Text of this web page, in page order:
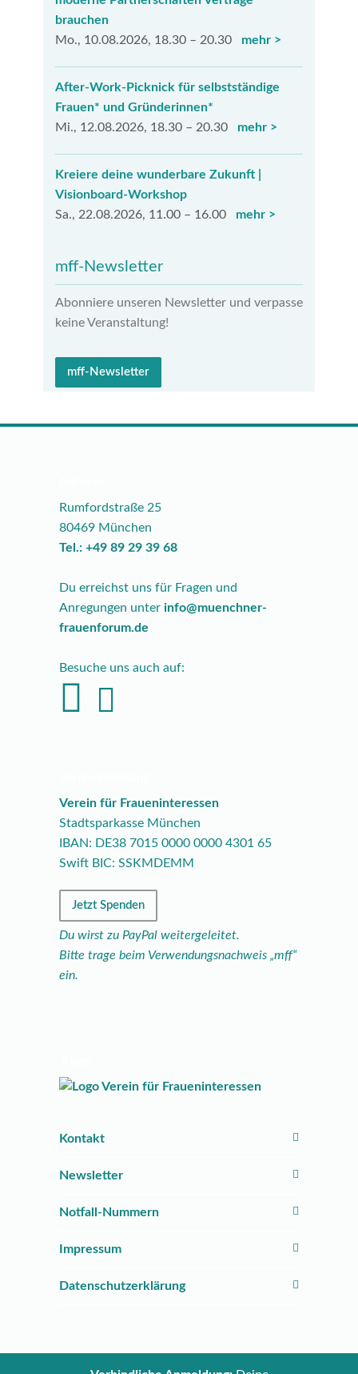
brauchen
Mo., 10.08.2026, 18.30 – 20.30
mehr >
After-Work-Picknick für selbstständige
Frauen* und Gründerinnen*
Mi., 12.08.2026, 18.30 – 20.30
mehr >
Kreiere deine wunderbare Zukunft |
Visionboard-Workshop
Sa., 22.08.2026, 11.00 – 16.00
mehr >
mff-Newsletter
Abonniere unseren Newsletter und verpasse
keine Veranstaltung!
mff-Newsletter
Rumfordstraße 25
80469 München
Tel.: +49 89 29 39 68
Du erreichst uns für Fragen und
Anregungen unter info@muenchner-
frauenforum.de
Besuche uns auch auf:
Verein für Fraueninteressen
Stadtsparkasse München
IBAN: DE38 7015 0000 0000 4301 65
Swift BIC: SSKMDEMM
Jetzt Spenden
Du wirst zu PayPal weitergeleitet.
Bitte trage beim Verwendungsnachweis „mff“
ein.
Kontakt
Newsletter
Notfall-Nummern
Impressum
Datenschutzerklärung